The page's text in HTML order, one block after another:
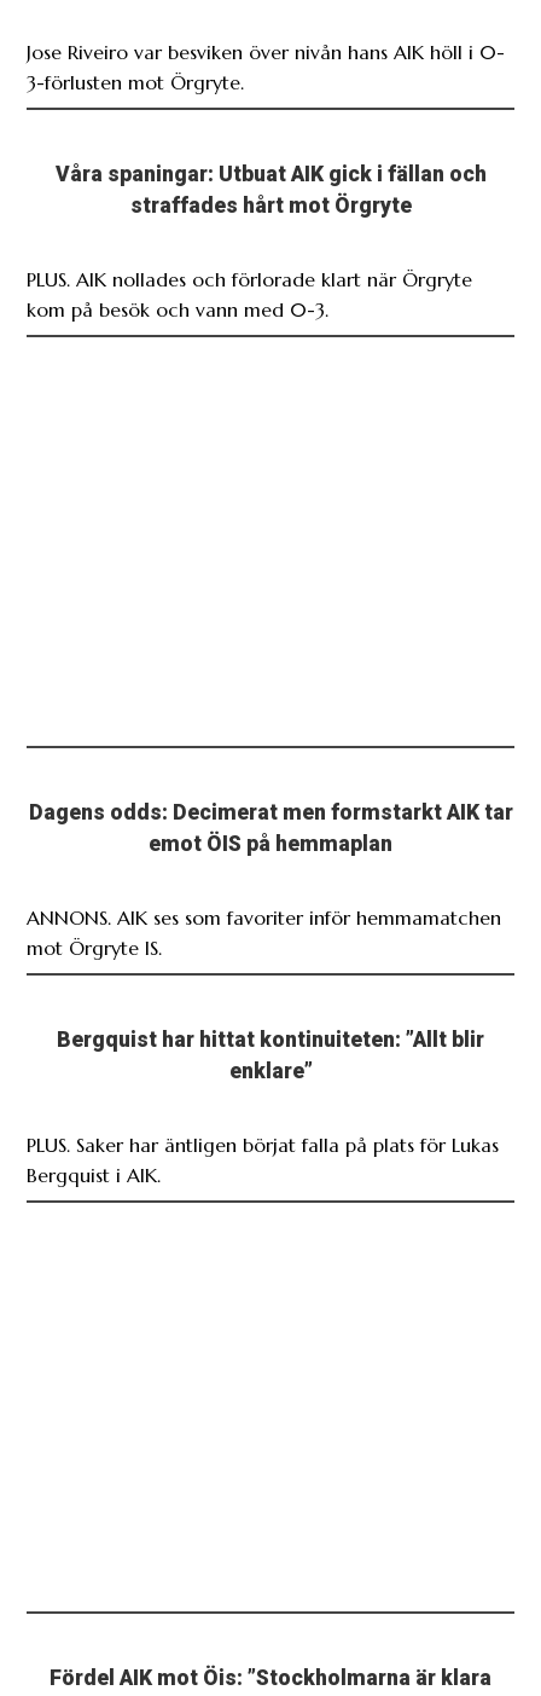
Jose Riveiro var besviken över nivån hans AIK höll i 0-
3-förlusten mot Örgryte.
Våra spaningar: Utbuat AIK gick i fällan och
straffades hårt mot Örgryte
PLUS. AIK nollades och förlorade klart när Örgryte
kom på besök och vann med 0-3.
Dagens odds: Decimerat men formstarkt AIK tar
emot ÖIS på hemmaplan
ANNONS. AIK ses som favoriter inför hemmamatchen
mot Örgryte IS.
Bergquist har hittat kontinuiteten: ”Allt blir
enklare”
PLUS. Saker har äntligen börjat falla på plats för Lukas
Bergquist i AIK.
Fördel AIK mot Öis: ”Stockholmarna är klara